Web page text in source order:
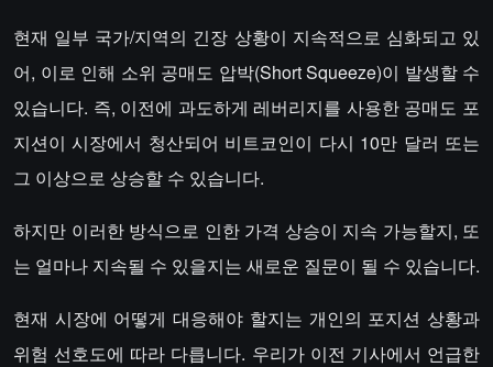
현재 일부 국가/지역의 긴장 상황이 지속적으로 심화되고 있
어, 이로 인해 소위 공매도 압박(Short Squeeze)이 발생할 수
있습니다. 즉, 이전에 과도하게 레버리지를 사용한 공매도 포
지션이 시장에서 청산되어 비트코인이 다시 10만 달러 또는
그 이상으로 상승할 수 있습니다.
하지만 이러한 방식으로 인한 가격 상승이 지속 가능할지, 또
는 얼마나 지속될 수 있을지는 새로운 질문이 될 수 있습니다.
현재 시장에 어떻게 대응해야 할지는 개인의 포지션 상황과
위험 선호도에 따라 다릅니다. 우리가 이전 기사에서 언급한